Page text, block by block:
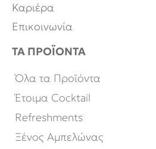
Καριέρα
Επικοινωνία
ΤΑ ΠΡΟΪΟΝΤΑ
Όλα τα Προϊόντα
Έτοιμα Cocktail
Refreshments
Ξένος Αμπελώνας